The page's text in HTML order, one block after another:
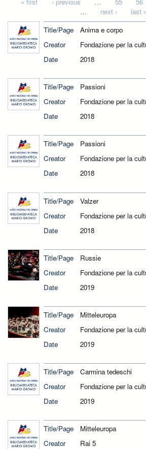
…
next ›
last »
Title/Page
Anima e corpo
Creator
Fondazione per la
Date
2018
Title/Page
Passioni
Creator
Fondazione per la
Date
2018
Title/Page
Passioni
Creator
Fondazione per la
Date
2018
Title/Page
Valzer
Creator
Fondazione per la
Date
2018
Title/Page
Russie
Creator
Fondazione per la
Date
2019
Title/Page
Mitteleuropa
Creator
Fondazione per la
Date
2019
Title/Page
Carmina tedeschi
Creator
Fondazione per la
Date
2019
Title/Page
Mitteleuropa
Creator
Rai 5